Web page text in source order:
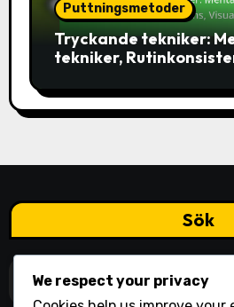
Puttningsmetoder
Tryckande tekniker:
tekniker,
Sök
We respect your privacy